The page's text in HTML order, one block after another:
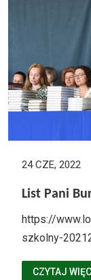
24 CZE, 2022
List Pani
https://
szkolny-
CZYTAJ